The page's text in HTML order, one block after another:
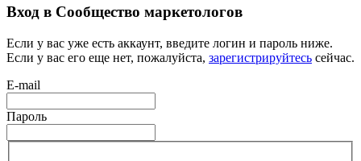
Вход в Сообщество маркетологов
Если у вас уже есть аккаунт, введите логин и пароль ниже.
Если у вас его еще нет, пожалуйста, зарегистрируйтесь сейчас.
E-mail
Пароль